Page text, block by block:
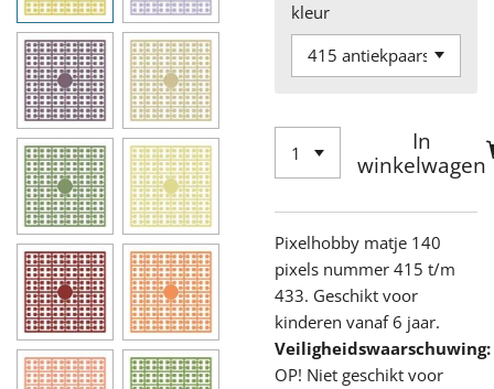
kleur
In
winkelwagen
Pixelhobby matje 140
pixels nummer 415 t/m
433. Geschikt voor
kinderen vanaf 6 jaar.
Veiligheidswaarschuwing:
OP! Niet geschikt voor